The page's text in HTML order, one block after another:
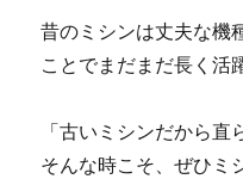
昔のミシンは丈夫な機
ことでまだまだ長く活
「古いミシンだから直
そんな時こそ、ぜひミ